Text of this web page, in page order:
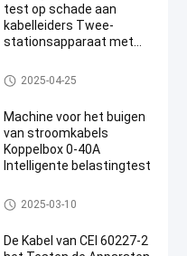
test op schade aan
kabelleiders Twee-
stationsapparaat met
geluidssignaal HC9903B
kabel het testen materiaal
2025-04-25
Machine voor het buigen
van stroomkabels
Koppelbox 0-40A
Intelligente belastingtest
kabel het testen materiaal
2025-03-10
De Kabel van CEI 60227-2